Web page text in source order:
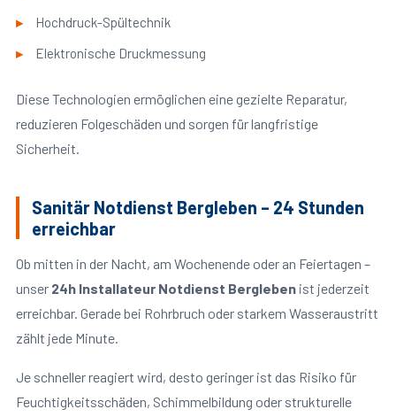
Hochdruck-Spültechnik
Elektronische Druckmessung
Diese Technologien ermöglichen eine gezielte Reparatur,
reduzieren Folgeschäden und sorgen für langfristige
Sicherheit.
Sanitär Notdienst Bergleben – 24 Stunden
erreichbar
Ob mitten in der Nacht, am Wochenende oder an Feiertagen –
unser 24h Installateur Notdienst Berglebenist jederzeit
erreichbar. Gerade bei Rohrbruch oder starkem Wasseraustritt
zählt jede Minute.
Je schneller reagiert wird, desto geringer ist das Risiko für
Feuchtigkeitsschäden, Schimmelbildung oder strukturelle